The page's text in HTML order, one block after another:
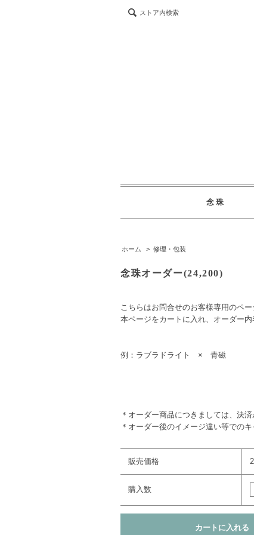
ストア内検索
念珠
ホーム > 修理・包装
念珠オーダー(24,200)
こちらはお問合せのお客様専用のペー
本ページをカートに入れ、オーダー
例：ラブラドライト × 青磁
＊オーダー商品につきましては、決
＊オーダー後のイメージ違い等での
販売価格
購入数